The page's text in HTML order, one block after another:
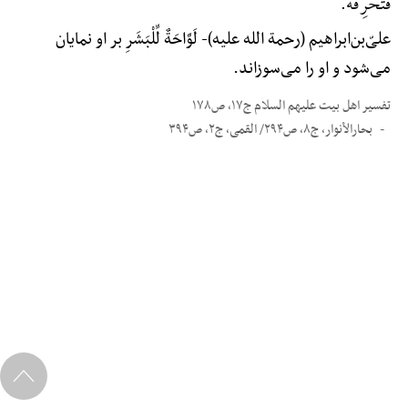
علیّ‌بن‌ابراهیم (رحمة الله علیه)-لَوَّاحَةٌ لِّلْبَشَرِ بر او نمایان
می‌شود و او را می‌سوزاند.
تفسیر اهل بیت علیهم السلام ج۱۷، ص۱۷۸
بحارالأنوار، ج۸، ص۲۹۴/ القمی، ج۲، ص۳۹۴